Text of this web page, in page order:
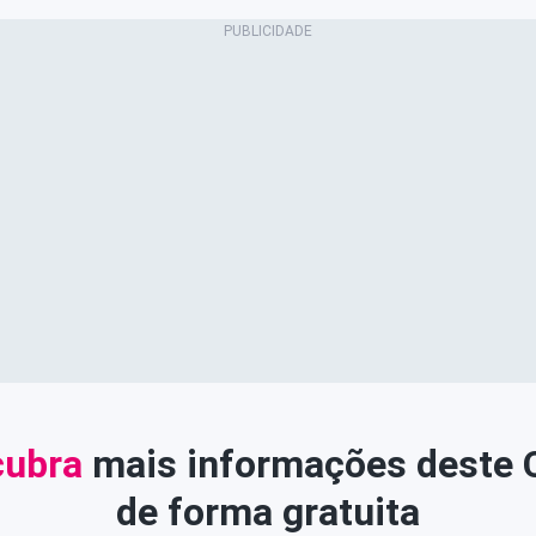
mais informações deste
de forma gratuita